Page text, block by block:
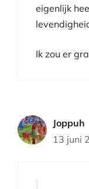
eigenlijk
Ik zou er
Joppuh
13 juni